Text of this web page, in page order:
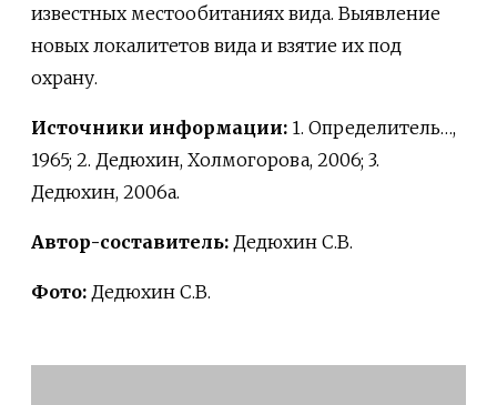
известных местообитаниях вида. Выявление
новых локалитетов вида и взятие их под
охрану.
Источники информации: 1. Определитель…,
1965; 2. Дедюхин, Холмогорова, 2006; 3.
Дедюхин, 2006а.
Автор-составитель: Дедюхин С.В.
Фото: Дедюхин С.В.